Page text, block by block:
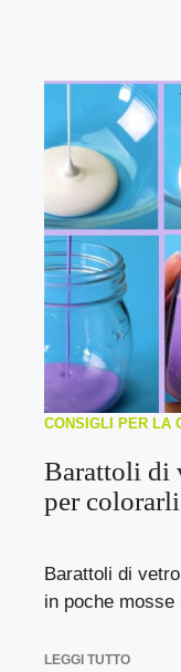
CONSIGLI PER LA
Barattoli di
per
Barattoli di
in poche
LEGGI TUTTO